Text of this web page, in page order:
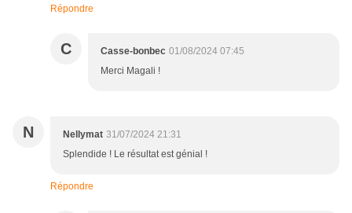
Répondre
C Casse-bonbec 01/08/2024 07:45
Merci Magali !
N Nellymat 31/07/2024 21:31
Splendide ! Le résultat est génial !
Répondre